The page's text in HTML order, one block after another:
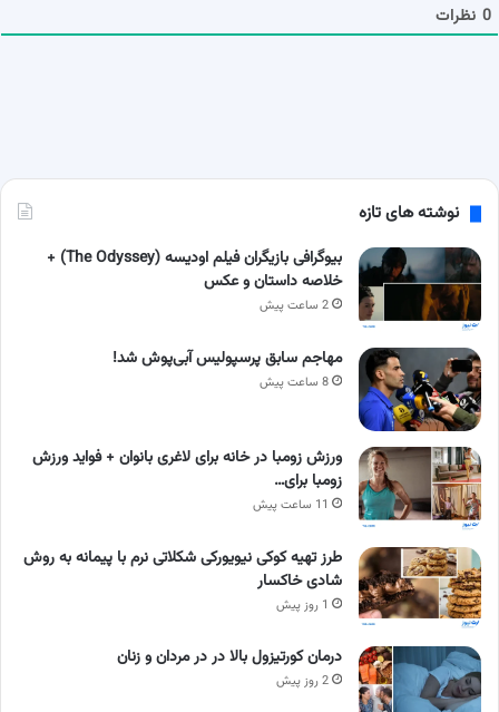
0 نظرات
نوشته های تازه
بیوگرافی بازیگران فیلم اودیسه (The Odyssey) +
خلاصه داستان و عکس
2 ساعت پیش
مهاجم سابق پرسپولیس آبی‌پوش شد!
8 ساعت پیش
ورزش زومبا در خانه برای لاغری بانوان + فواید ورزش
زومبا برای…
11 ساعت پیش
طرز تهیه کوکی نیویورکی شکلاتی نرم با پیمانه به روش
شادی خاکسار
1 روز پیش
درمان کورتیزول بالا در در مردان و زنان
2 روز پیش